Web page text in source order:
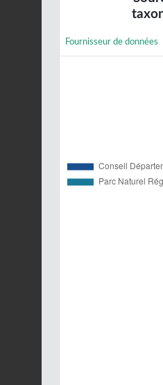
Fournisseur de données